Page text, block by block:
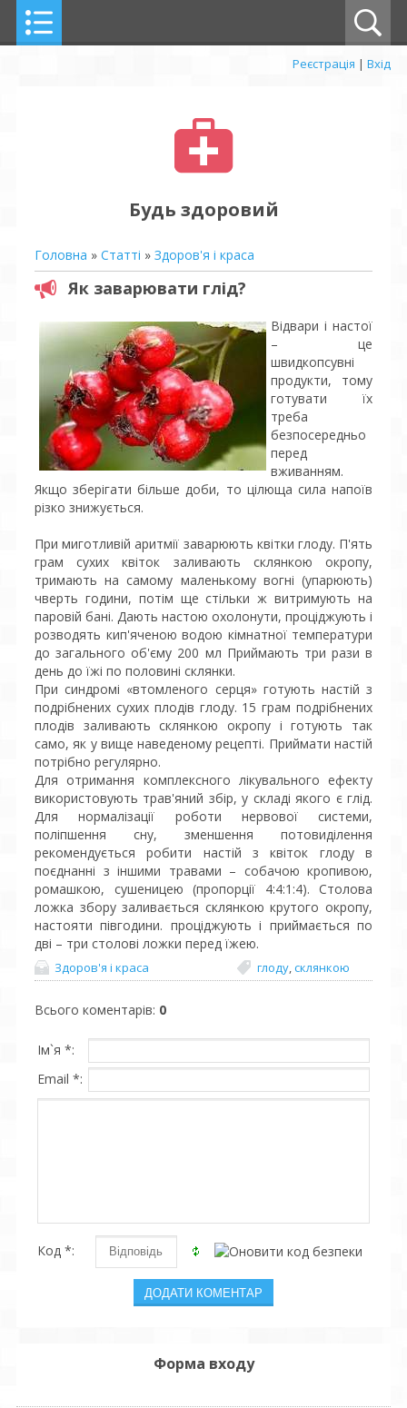
Реєстрація | Вхід
Будь здоровий
Головна » Статті » Здоров'я і краса
Як заварювати глід?
Відвари і настої
– це
швидкопсувні
продукти, тому
готувати їх
треба
безпосередньо
перед
вживанням.
Якщо зберігати більше доби, то цілюща сила напоїв
різко знижується.
При миготливій аритмії заварюють квітки глоду. П'ять
грам сухих квіток заливають склянкою окропу,
тримають на самому маленькому вогні (упарюють)
чверть години, потім ще стільки ж витримують на
паровій бані. Дають настою охолонути, проціджують і
розводять кип'яченою водою кімнатної температури
до загального об'єму 200 мл Приймають три рази в
день до їжі по половині склянки.
При синдромі «втомленого серця» готують настій з
подрібнених сухих плодів глоду. 15 грам подрібнених
плодів заливають склянкою окропу і готують так
само, як у вище наведеному рецепті. Приймати настій
потрібно регулярно.
Для отримання комплексного лікувального ефекту
використовують трав'яний збір, у складі якого є глід.
Для нормалізації роботи нервової системи,
поліпшення сну, зменшення потовиділення
рекомендується робити настій з квіток глоду в
поєднанні з іншими травами – собачою кропивою,
ромашкою, сушеницею (пропорції 4:4:1:4). Столова
ложка збору заливається склянкою крутого окропу,
настояти півгодини. проціджують і приймається по
дві – три столові ложки перед їжею.
Здоров'я і краса глоду склянкою
Всього коментарів: 0
Ім`я *:
Email *:
Код *:
Форма входу